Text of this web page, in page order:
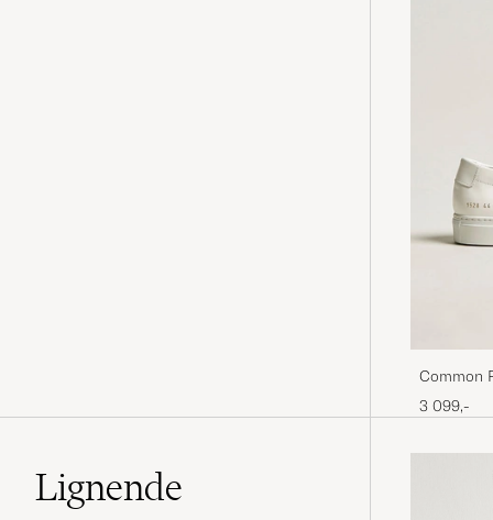
Common
3 099,-
Lignende